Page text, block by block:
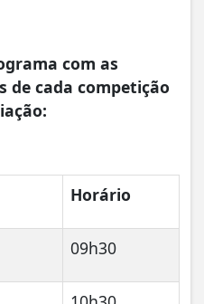
com as
de cada competição
Horário
09h30